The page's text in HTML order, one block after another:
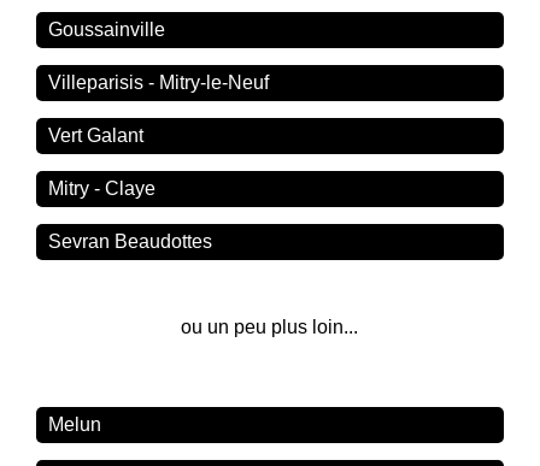
Goussainville
Villeparisis - Mitry-le-Neuf
Vert Galant
Mitry - Claye
Sevran Beaudottes
ou un peu plus loin...
Melun